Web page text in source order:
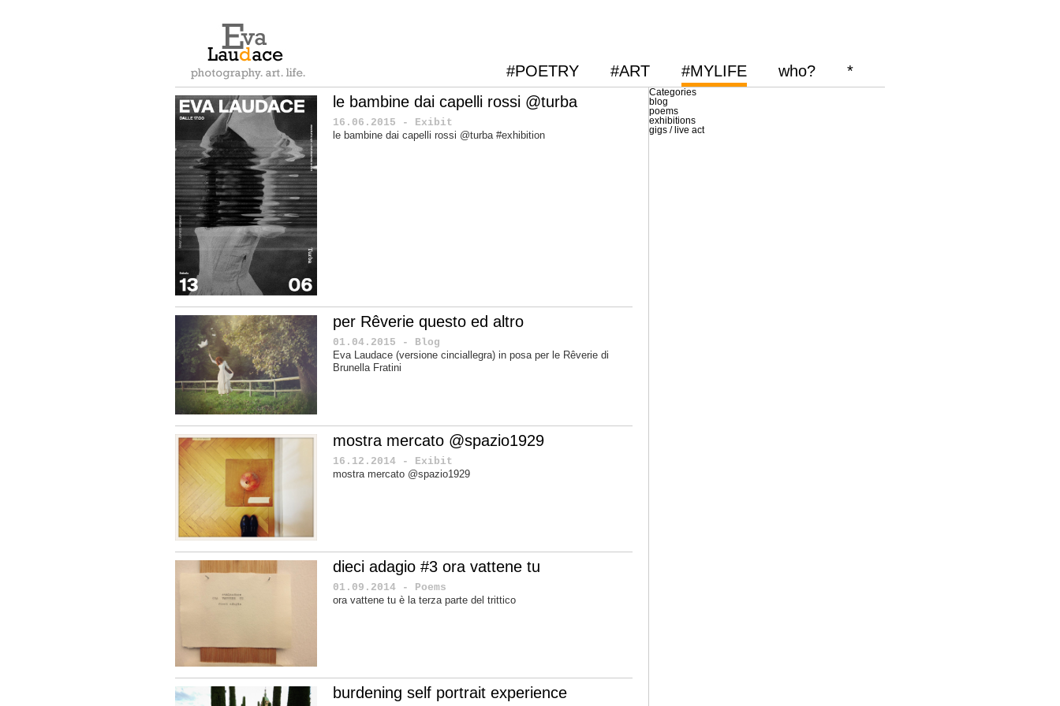
#POETRY #ART #MYLIFE who?
*
le bambine dai capelli rossi @turba
16.06.2015 - Exibit
le bambine dai capelli rossi @turba #exhibition
per Rêverie questo ed altro
01.04.2015 - Blog
Eva Laudace (versione cinciallegra) in posa per le Rêverie di
Brunella Fratini
mostra mercato @spazio1929
16.12.2014 - Exibit
mostra mercato @spazio1929
dieci adagio #3 ora vattene tu
01.09.2014 - Poems
ora vattene tu è la terza parte del trittico
burdening self portrait experience
Categories
blog
poems
exhibitions
gigs / live act